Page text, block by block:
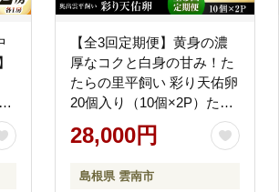
【全3回定期便】黄身の濃
厚なコクと白身の甘み！た
たらの里平飼い 彩り天佑卵
20個入り（10個×2P）たま
ご 卵 放牧卵 平飼い卵 新鮮
国産 島根県雲南市/株式会
べ森の鶏舎） [AIDL012]
28,000円
島根県 雲南市